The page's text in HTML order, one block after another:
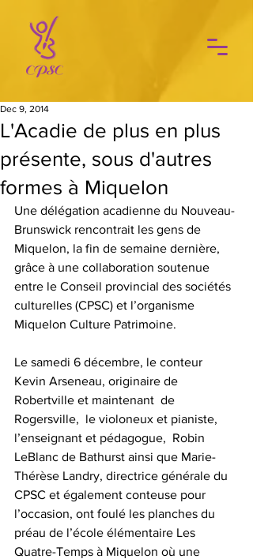
L'Acadie de plus en plus
présente, sous d'autres
formes à Miquelon
Dec 9, 2014
Une délégation acadienne du Nouveau-
Brunswick rencontrait les gens de
Miquelon, la fin de semaine dernière,
grâce à une collaboration soutenue
entre le Conseil provincial des sociétés
culturelles (CPSC) et l’organisme
Miquelon Culture Patrimoine.
Le samedi 6 décembre, le conteur
Kevin Arseneau, originaire de
Robertville et maintenant  de
Rogersville,  le violoneux et pianiste,
l’enseignant et pédagogue,  Robin
LeBlanc de Bathurst ainsi que Marie-
Thérèse Landry, directrice générale du
CPSC et également conteuse pour
l’occasion, ont foulé les planches du
préau de l’école élémentaire Les
Quatre-Temps à Miquelon où une